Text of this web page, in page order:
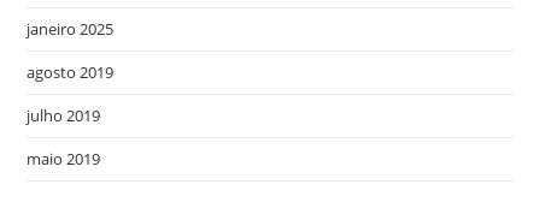
janeiro 2025
agosto 2019
julho 2019
maio 2019